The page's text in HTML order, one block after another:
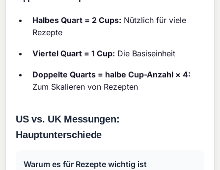
Halbes Quart = 2 Cups: Nützlich für viele
Rezepte
Viertel Quart = 1 Cup: Die Basiseinheit
Doppelte Quarts = halbe Cup-Anzahl × 4:
Zum Skalieren von Rezepten
US vs. UK Messungen:
Hauptunterschiede
Warum es für Rezepte wichtig ist